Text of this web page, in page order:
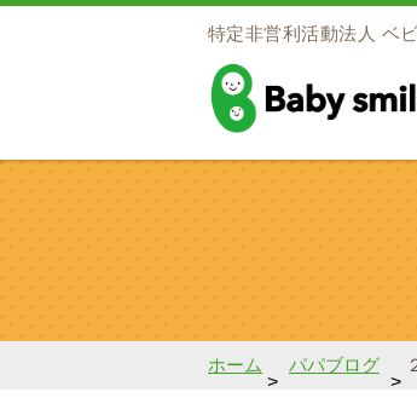
特定非営利活動法人 ベ
ホーム
>
パパブログ
>